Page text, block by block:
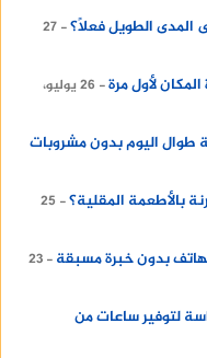
الطويل فعلًا؟ 27
لأول مرة
26 يوليو،
اليوم بدون مشروبات
بالأطعمة المقلية؟
25
بدون خبرة مسبقة
23
لتوفير ساعات من